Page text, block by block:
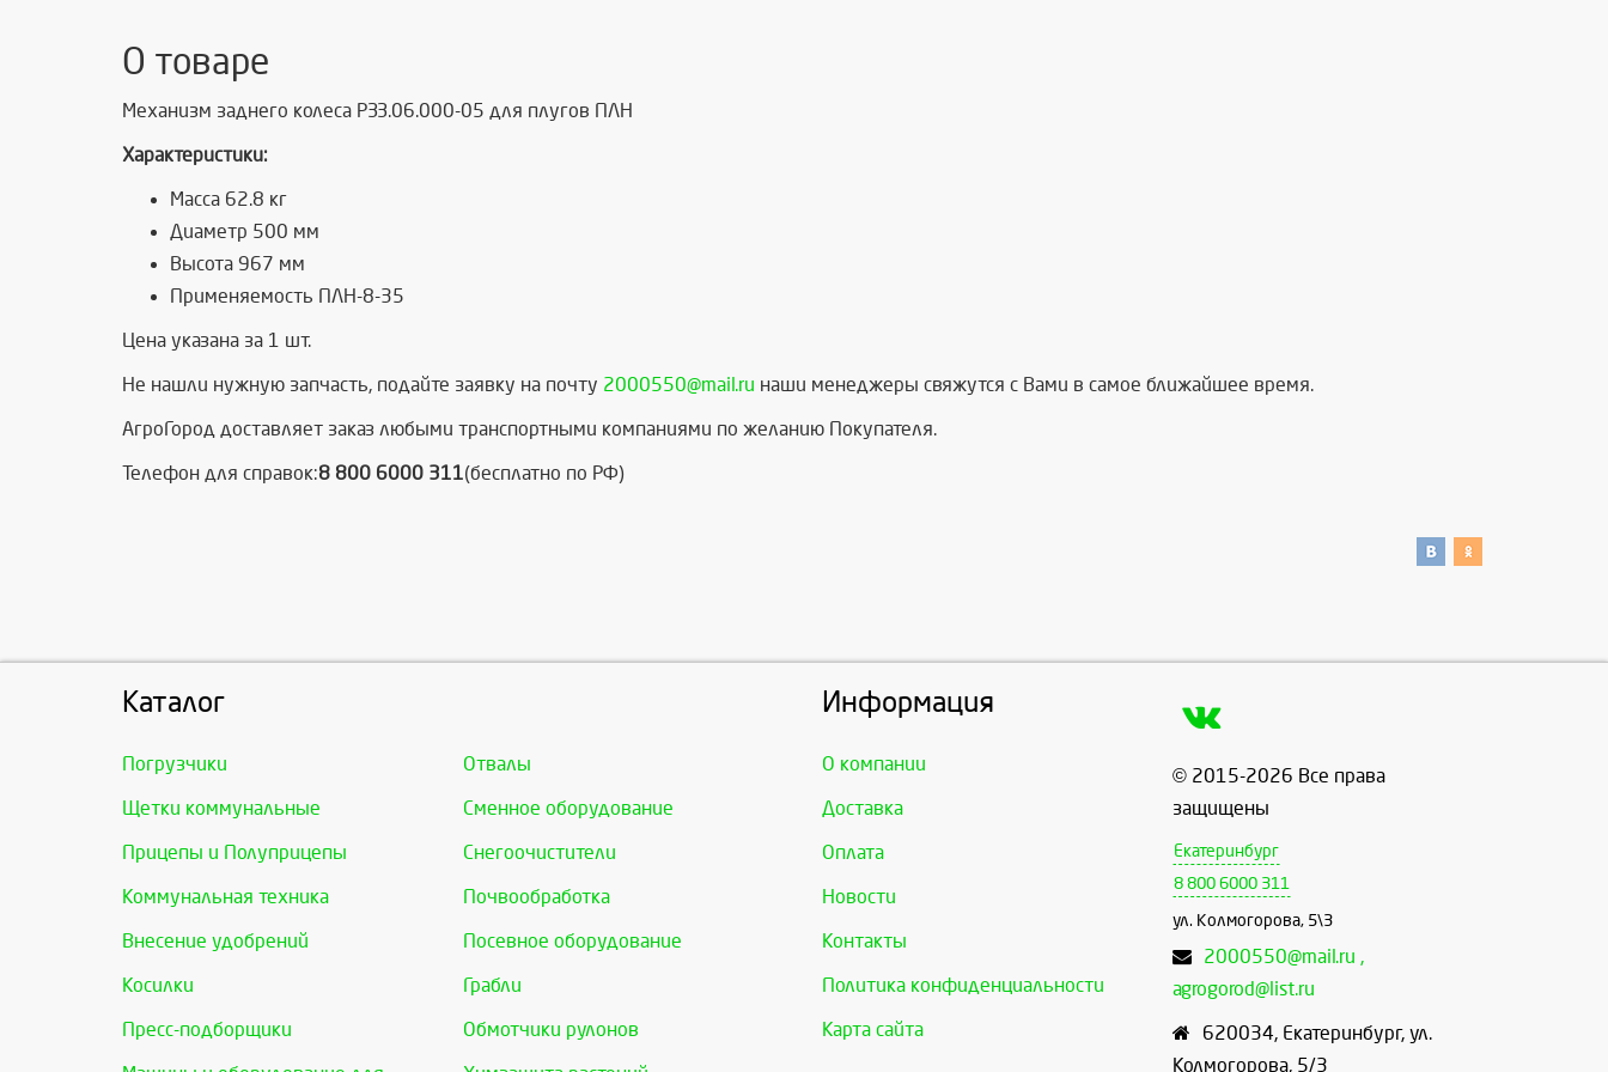
О товаре
Механизм заднего колеса РЗЗ.06.000-05 для плугов ПЛН
Характеристики:
Масса 62.8 кг
Диаметр 500 мм
Высота 967 мм
Применяемость ПЛН-8-35
Цена указана за 1 шт.
Не нашли нужную запчасть, подайте заявку на почту 2000550@mail.ru наши менеджеры свяжутся с Вами в самое ближайшее время.
АгроГород доставляет заказ любыми транспортными компаниями по желанию Покупателя.
Телефон для справок:8 800 6000 311(бесплатно по РФ)
Каталог
Погрузчики Отвалы
Щетки коммунальные Сменное оборудование
Прицепы и Полуприцепы Снегоочистители
Коммунальная техника Почвообработка
Внесение удобрений Посевное оборудование
Косилки Грабли
Пресс-подборщики Обмотчики рулонов
Информация
О компании
Доставка
Оплата
Новости
Контакты
Политика конфиденциальности
Карта сайта
© 2015-2026 Все права
защищены
Екатеринбург
8 800 6000 311
ул. Колмогорова, 5\3
2000550@mail.ru ,
agrogorod@list.ru
620034, Екатеринбург, ул.
Колмогорова, 5/3